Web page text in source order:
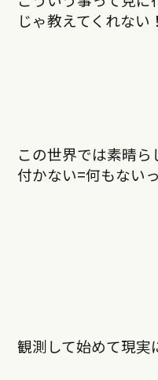
じゃ教えてくれない！
この世界では素晴
付かない=何もない
観測して始めて現実